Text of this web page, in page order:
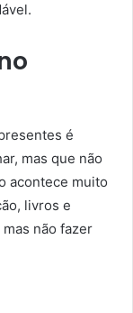
é
mas que não
acontece muito
livros e
não fazer